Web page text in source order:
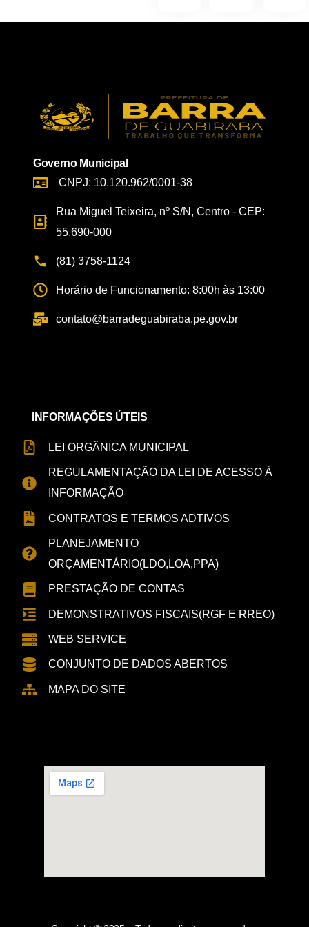
Governo Municipal
CNPJ: 10.120.962/0001-38
Rua Miguel Teixeira, nº S/N, Centro - CEP:
55.690-000
(81) 3758-1124
Horário de Funcionamento: 8:00h às 13:00
contato@barradeguabiraba.pe.gov.br
INFORMAÇÕES ÚTEIS
LEI ORGÂNICA MUNICIPAL
REGULAMENTAÇÃO DA LEI DE ACESSO À
INFORMAÇÃO
CONTRATOS E TERMOS ADTIVOS
PLANEJAMENTO
ORÇAMENTÁRIO(LDO,LOA,PPA)
PRESTAÇÃO DE CONTAS
DEMONSTRATIVOS FISCAIS(RGF E RREO)
WEB SERVICE
CONJUNTO DE DADOS ABERTOS
MAPA DO SITE